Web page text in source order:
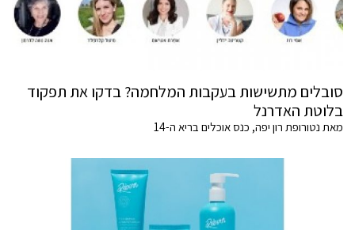
סובלים מתשישות בעקבות המלחמה? בדקו את תפקוד
בלוטת האדרנל
מאת נטורופת רון יפה, כנס אוכלים בריא ה-14